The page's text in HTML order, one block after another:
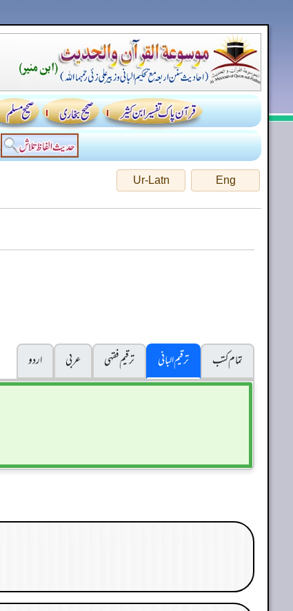
Eng
Ur-Latn
تمام کتب
ترقیم البانی ترقيم فقہی عربی
اردو